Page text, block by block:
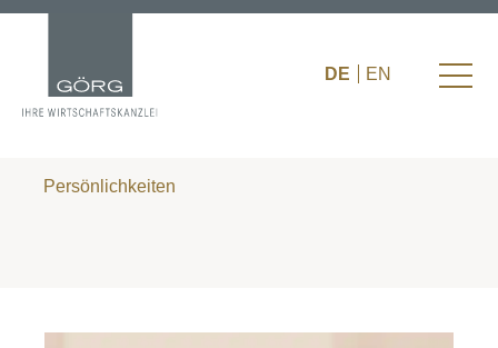
DE EN
Persönlichkeiten